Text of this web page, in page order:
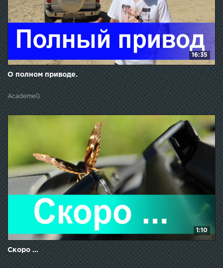
16:35
О полном приводе.
AcademeG
1:10
Скоро ...